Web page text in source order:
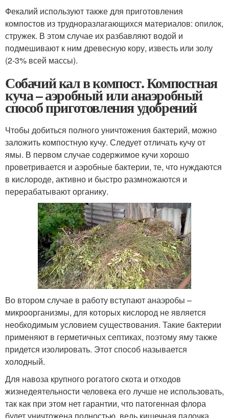
Фекалий используют также для приготовления
компостов из трудноразлагающихся материалов: опилок,
стружек. В этом случае их разбавляют водой и
подмешивают к ним древесную кору, известь или золу
(2-3% всей массы).
Собачий кал в компост. Компостная
куча – аэробный или анаэробный
способ приготовления удобрений
Чтобы добиться полного уничтожения бактерий, можно
заложить компостную кучу. Следует отличать кучу от
ямы. В первом случае содержимое кучи хорошо
проветривается и аэробные бактерии, те, что нуждаются
в кислороде, активно и быстро размножаются и
перерабатывают органику.
Во втором случае в работу вступают анаэробы –
микроорганизмы, для которых кислород не является
необходимым условием существования. Такие бактерии
применяют в герметичных септиках, поэтому яму также
придется изолировать. Этот способ называется
холодный.
Для навоза крупного рогатого скота и отходов
жизнедеятельности человека его лучше не использовать,
так как при этом нет гарантии, что патогенная флора